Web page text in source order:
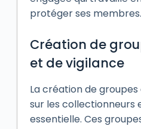
protéger ses membres.
Création de
et de vigilance
La création de
sur les collectionneurs
essentielle. Ces